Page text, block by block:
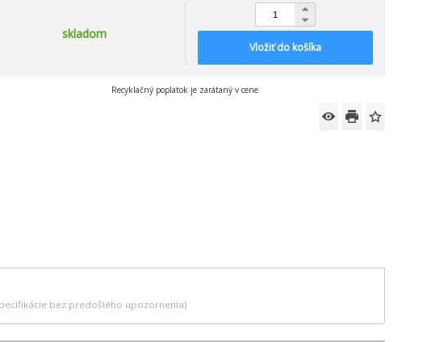
skladom
Vložiť do košíka
Recyklačný poplatok je zarátaný v cene
bez predošlého upozornenia)